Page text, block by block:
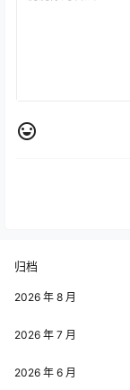
归档
2026 年 8 月
2026 年 7 月
2026 年 6 月